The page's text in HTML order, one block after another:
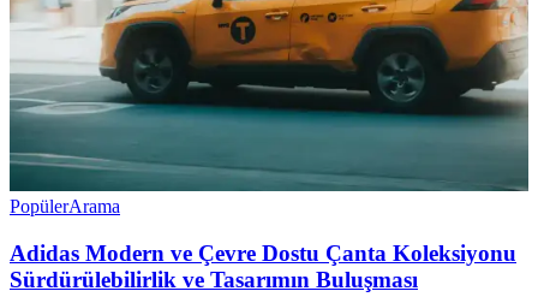
PopülerArama
Adidas Modern ve Çevre Dostu Çanta Koleksiyonu
Sürdürülebilirlik ve Tasarımın Buluşması